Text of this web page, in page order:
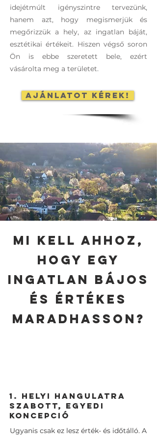
idejétmúlt igényszintre tervezünk,
hanem azt, hogy megismerjük és
megőrizzük a hely, az ingatlan báját,
esztétikai értékeit. Hiszen végső soron
Ön is ebbe szeretett bele, ezért
vásárolta meg a területet.
Ajánlatot kérek!
mi kell ahhoz,
hogy egy
ingatlan bájos
és értékes
maradhasson?
1. helyi hangulatra
szabott, egyedi
koncepció
Ugyanis csak ez lesz érték- és időtálló. A